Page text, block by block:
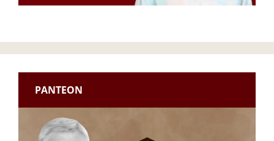
PANTEON